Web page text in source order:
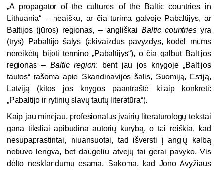
„A propagator of the cultures of the Baltic countries in
Lithuania“ – neaišku, ar čia turima galvoje Pabaltijys, ar
Baltijos (jūros) regionas, – angliškai Baltic countriesyra
(trys) Pabaltijo šalys (akivaizdus pavyzdys, kodėl mums
nereikėtų bijoti termino „Pabaltijys“), o čia galbūt Baltijos
regionas –Baltic region: bent jau jos knygoje „Baltijos
tautos“ rašoma apie Skandinavijos šalis, Suomiją, Estiją,
Latviją (kitos jos knygos paantraštė kitaip konkreti:
„Pabaltijo ir rytinių slavų tautų literatūra“).
Kaip jau minėjau, profesionalūs įvairių literatūrologų tekstai
gana tiksliai apibūdina autorių kūrybą, o tai reiškia, kad
nesupaprastintai, niuansuotai, tad išversti į anglų kalbą
nebuvo lengva, bet daugeliu atvejų tai gerai pavyko. Vis
dėlto nesklandumų esama. Sakoma, kad Jono Avyžiaus